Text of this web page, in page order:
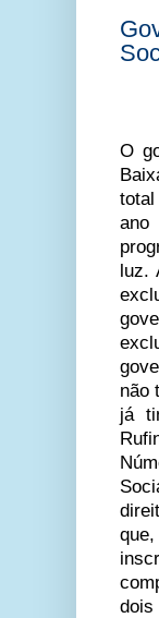
O
total
ano
luz.
não
já